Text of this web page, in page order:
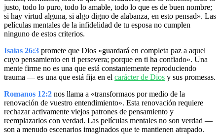
justo, todo lo puro, todo lo amable, todo lo que es de buen nombre;
si hay virtud alguna, si algo digno de alabanza, en esto pensad». Las
películas mentales de la infidelidad de tu esposa no cumplen
ninguno de estos criterios.
Isaías 26:3 promete que Dios «guardará en completa paz a aquel
cuyo pensamiento en ti persevera; porque en ti ha confiado». Una
mente firme no es una que está constantemente reproduciendo
trauma — es una que está fija en el carácter de Dios y sus promesas.
Romanos 12:2 nos llama a «transformaos por medio de la
renovación de vuestro entendimiento». Esta renovación requiere
rechazar activamente viejos patrones de pensamiento y
reemplazarlos con verdad. Las películas mentales no son verdad —
son a menudo escenarios imaginados que te mantienen atrapado.